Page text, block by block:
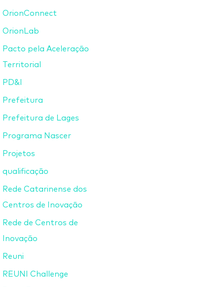
OrionConnect
OrionLab
Pacto pela Aceleração
Territorial
PD&I
Prefeitura
Prefeitura de Lages
Programa Nascer
Projetos
qualificação
Rede Catarinense dos
Centros de Inovação
Rede de Centros de
Inovação
Reuni
REUNI Challenge